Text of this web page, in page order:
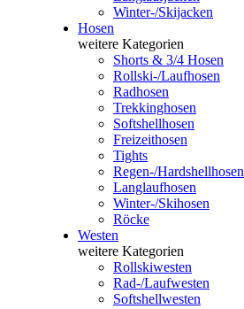
Winter-/Skijacken
Hosen
weitere Kategorien
Shorts & 3/4 Hosen
Rollski-/Laufhosen
Radhosen
Trekkinghosen
Softshellhosen
Freizeithosen
Tights
Regen-/Hardshellhosen
Langlaufhosen
Winter-/Skihosen
Röcke
Westen
weitere Kategorien
Rollskiwesten
Rad-/Laufwesten
Softshellwesten